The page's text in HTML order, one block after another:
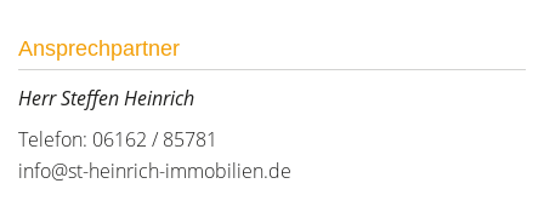
Ansprechpartner
Herr Steffen Heinrich
Telefon: 06162 / 85781
info@st-heinrich-immobilien.de